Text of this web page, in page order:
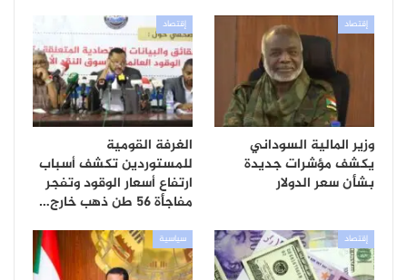
إقتصاد
وزير المالية السوداني
يكشف مؤشرات جديدة
بشأن سعر الدولار
إقتصاد
الغرفة القومية
للمستوردين تكشف أسباب
ارتفاع أسعار الوقود وتفجر
مفاجأة 56 طن ذهب خارج…
إقتصاد سياسية